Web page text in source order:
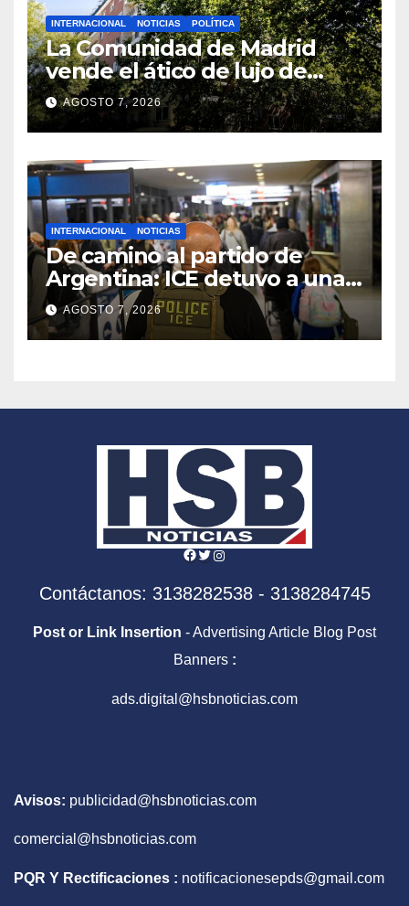
INTERNACIONAL NOTICIAS POLÍTICA
La Comunidad de Madrid
vende el ático de lujo de
Chamberí tras la polémica
por su uso
AGOSTO 7, 2026
INTERNACIONAL NOTICIAS
De camino al partido de
Argentina: ICE detuvo a una
mujer de 30 años en un
aeropuerto de EE. UU.
AGOSTO 7, 2026
Facebook
Twitter
Instagram
Contáctanos: 3138282538 - 3138284745
Post or Link Insertion - Advertising Article Blog Post
Banners :
ads.digital@hsbnoticias.com
Avisos: publicidad@hsbnoticias.com
comercial@hsbnoticias.com
PQR Y Rectificaciones : notificacionesepds@gmail.com